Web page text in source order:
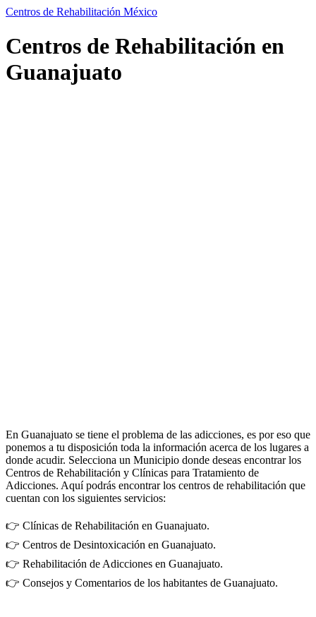
Centros de Rehabilitación México
Centros de Rehabilitación en
Guanajuato
En Guanajuato se tiene el problema de las adicciones, es por eso que
ponemos a tu disposición toda la información acerca de los lugares a
donde acudir. Selecciona un Municipio donde deseas encontrar los
Centros de Rehabilitación y Clínicas para Tratamiento de
Adicciones. Aquí podrás encontrar los centros de rehabilitación que
cuentan con los siguientes servicios:
👉 Clínicas de Rehabilitación en Guanajuato.
👉 Centros de Desintoxicación en Guanajuato.
👉 Rehabilitación de Adicciones en Guanajuato.
👉 Consejos y Comentarios de los habitantes de Guanajuato.